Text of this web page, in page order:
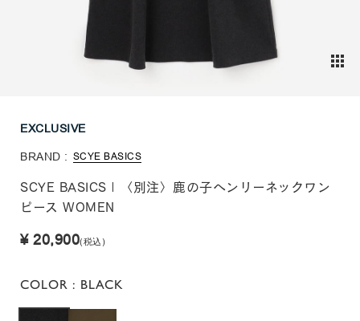
EXCLUSIVE
BRAND : SCYE BASICS
SCYE BASICS | 〈別注〉鹿の子ヘンリーネックワン
ピース WOMEN
¥ 20,900(税込)
COLOR : BLACK